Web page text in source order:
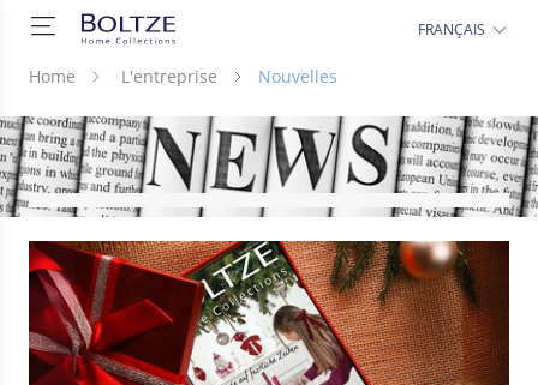
FRANÇAIS
Home L'entreprise Nouvelles